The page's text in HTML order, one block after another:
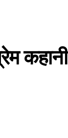
कहानी